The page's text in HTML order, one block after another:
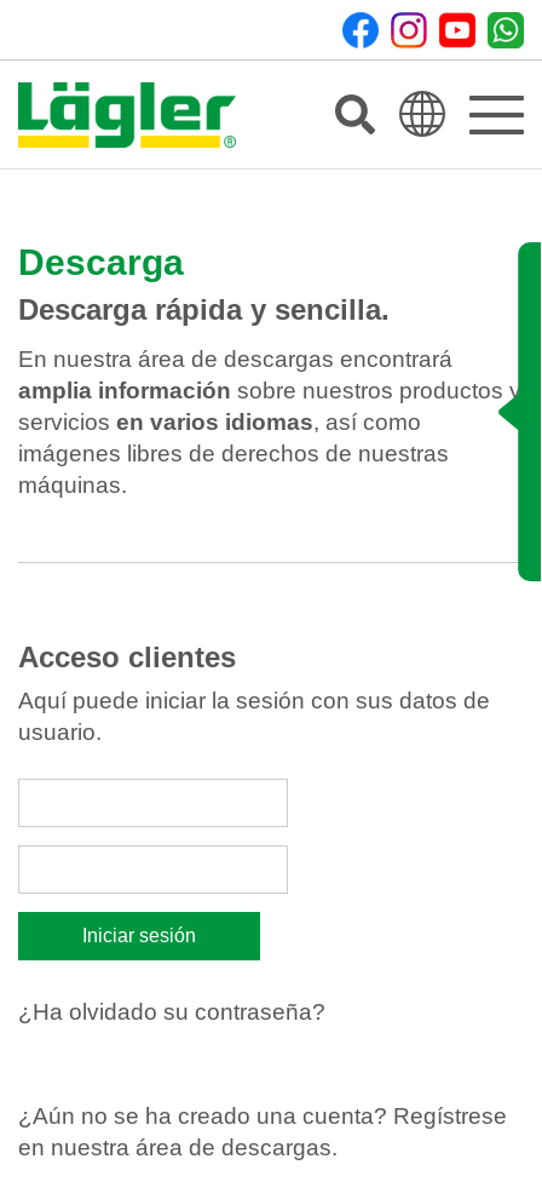
Toggle
Descarga
Descarga rápida y sencilla.
En nuestra área de descargas encontrará
amplia información sobre nuestros productos y
servicios en varios idiomas, así como
imágenes libres de derechos de nuestras
máquinas.
Acceso clientes
Aquí puede iniciar la sesión con sus datos de
usuario.
¿Ha olvidado su contraseña?
¿Aún no se ha creado una cuenta? Regístrese
en nuestra área de descargas.